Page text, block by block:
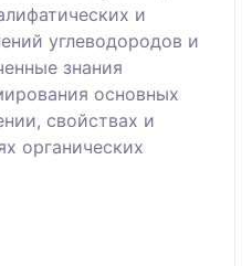
и
углеводородов и
знания
основных
свойствах и
органических